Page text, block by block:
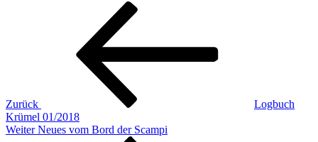
Beitragsnavigation
Zurück
Logbuch
Krümel 01/2018
Nächster
Weiter Neues vom Bord der Scampi